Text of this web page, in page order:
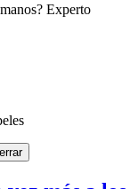
Experto